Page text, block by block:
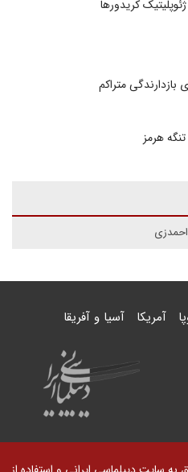
کریدورها
متراکم
هرمز
آمریکا آسیا و آفریقا